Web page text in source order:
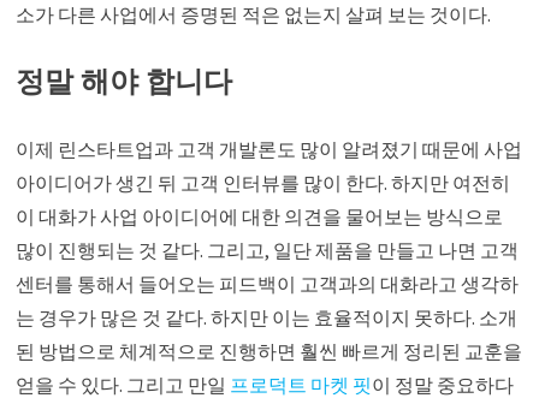
소가 다른 사업에서 증명된 적은 없는지 살펴 보는 것이다.
정말 해야 합니다
이제 린스타트업과 고객 개발론도 많이 알려졌기 때문에 사업
아이디어가 생긴 뒤 고객 인터뷰를 많이 한다. 하지만 여전히
이 대화가 사업 아이디어에 대한 의견을 물어보는 방식으로
많이 진행되는 것 같다. 그리고, 일단 제품을 만들고 나면 고객
센터를 통해서 들어오는 피드백이 고객과의 대화라고 생각하
는 경우가 많은 것 같다. 하지만 이는 효율적이지 못하다. 소개
된 방법으로 체계적으로 진행하면 훨씬 빠르게 정리된 교훈을
얻을 수 있다. 그리고 만일 프로덕트 마켓 핏이 정말 중요하다